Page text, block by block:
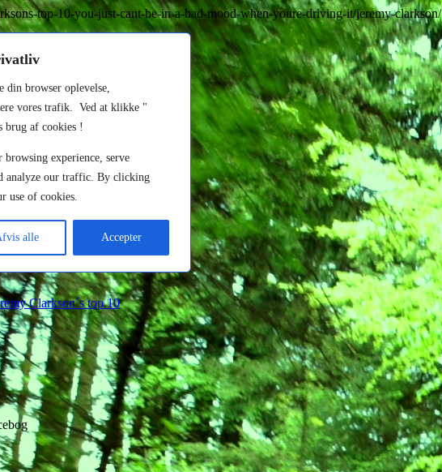
din browser oplevelse,
vores trafik. Ved at klikke "
brug af cookies !
browsing experience, serve
analyze our traffic. By clicking
use of cookies.
alle Accepter
top-10-you-just-cant-be-in-a-bad-mood-when-youre-driving-it/jeremy-clarkson/
Clarkson´s top 10